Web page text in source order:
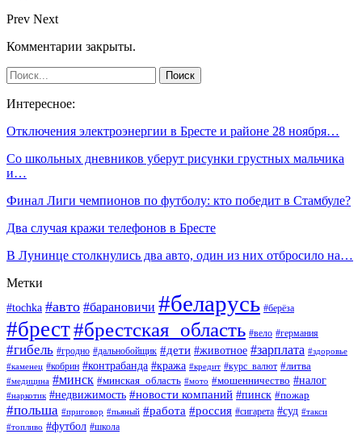
Prev Next
Комментарии закрыты.
Интересное:
Отключения электроэнергии в Бресте и районе 28 ноября…
Со школьных дневников уберут рисунки грустных мальчика
и…
Финал Лиги чемпионов по футболу: кто победит в Стамбуле?
Два случая кражи телефонов в Бресте
В Лунинце столкнулись два авто, один из них отбросило на…
Метки
#tochka #авто #барановичи #беларусь #берёза
#брест#брестская_область #вело #германия
#гибель #гродно #дальнобойщик #дети #животное #зарплата #здоровье
#каменец #кобрин #контрабанда #кража #кредит #курс_валют #литва
#медицина #минск #минская_область #мото #мошенничество #налог
#наркотик #недвижимость #новости компаний #пинск #пожар
#польша #приговор #пьяный #работа #россия #сигарета #суд #такси
#топливо #футбол #школа